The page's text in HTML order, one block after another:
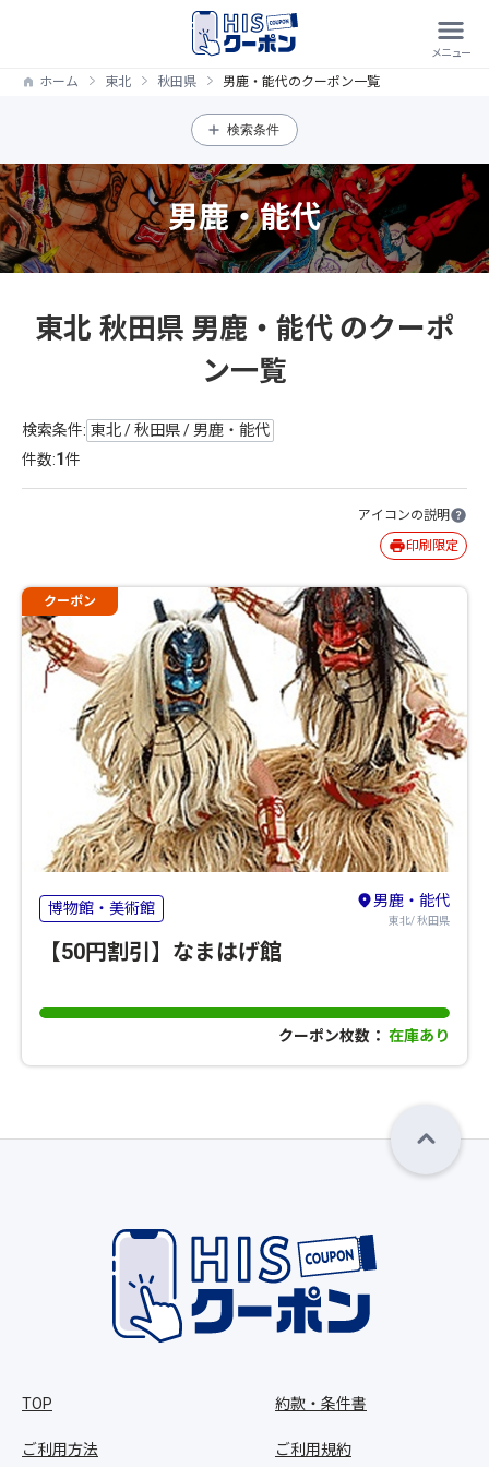
ホーム 東北 秋田県 男鹿・能代のクーポン一覧
検索条件
男鹿・能代
東北 秋田県 男鹿・能代 のクーポ
ン一覧
検索条件: 東北 / 秋田県 / 男鹿・能代
件数:1件
アイコンの説明
印刷限定
クーポン
博物館・美術館 男鹿・能代
東北/ 秋田県
【50円割引】なまはげ館
クーポン枚数： 在庫あり
TOP
ご利用方法
約款・条件書
ご利用規約